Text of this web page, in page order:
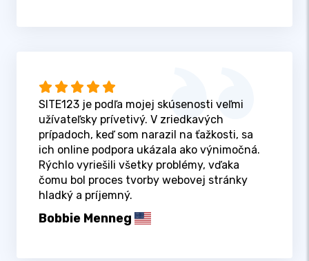
SITE123 je podľa mojej skúsenosti veľmi
užívateľsky prívetivý. V zriedkavých
prípadoch, keď som narazil na ťažkosti, sa
ich online podpora ukázala ako výnimočná.
Rýchlo vyriešili všetky problémy, vďaka
čomu bol proces tvorby webovej stránky
hladký a príjemný.
Bobbie Menneg